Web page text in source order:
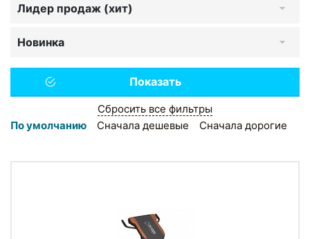
Лидер продаж (хит)
Новинка
Сбросить все фильтры
По умолчанию
Сначала дешевые Сначала дорогие